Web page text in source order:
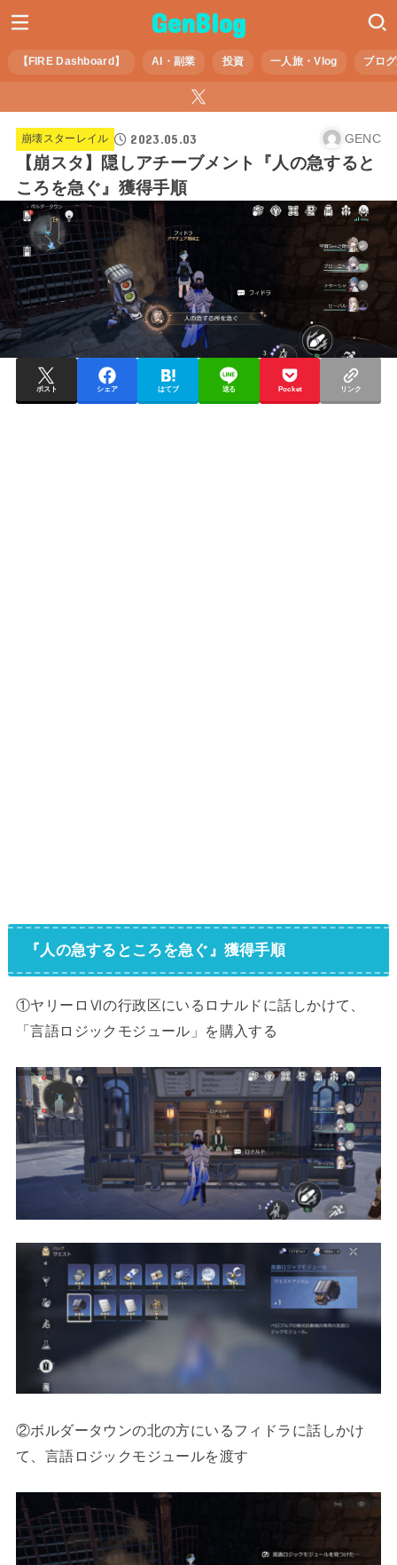
GenBlog
【FIRE Dashboard】 AI・副業 投資 一人旅・Vlog ブロ
崩壊スターレイル 2023.05.03 GENC
【崩スタ】隠しアチーブメント『人の急すると
ころを急ぐ』獲得手順
ポスト シェア はてブ 送る Pocket リンク
『人の急するところを急ぐ』獲得手順
①ヤリーロⅥの行政区にいるロナルドに話しかけて、
「言語ロジックモジュール」を購入する
②ボルダータウンの北の方にいるフィドラに話しかけ
て、言語ロジックモジュールを渡す